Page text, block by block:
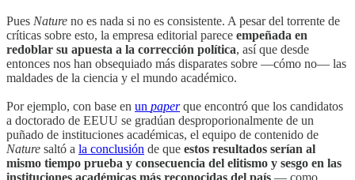
Pues Nature no es nada si no es consistente. A pesar del torrente de
críticas sobre esto, la empresa editorial parece empeñada en
redoblar su apuesta a la corrección política, así que desde
entonces nos han obsequiado más disparates sobre —cómo no— las
maldades de la ciencia y el mundo académico.
Por ejemplo, con base en un paperque encontró que los candidatos
a doctorado de EEUU se gradúan desproporionalmente de un
puñado de instituciones académicas, el equipo de contenido de
Nature saltó a la conclusión de que estos resultados serían al
mismo tiempo prueba y consecuencia del elitismo y sesgo en las
instituciones académicas más reconocidas del país — como